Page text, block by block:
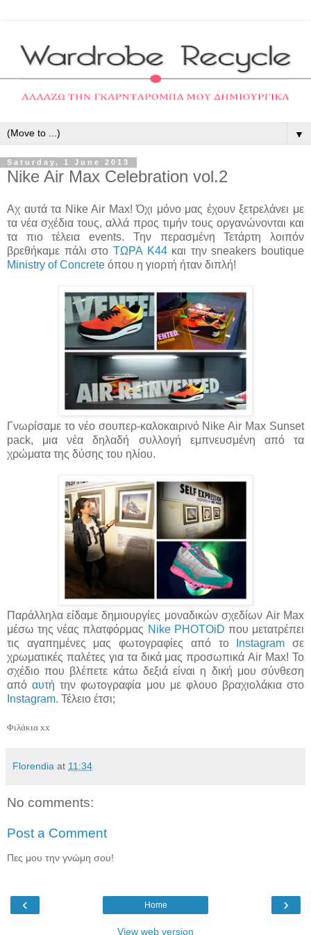
▼
Saturday, 1 June 2013
Nike Air Max Celebration vol.2
Αχ αυτά τα Nike Air Max! Όχι μόνο μας έχουν ξετρελάνει με
τα νέα σχέδια τους, αλλά προς τιμήν τους οργανώνονται και
τα πιο τέλεια events. Την περασμένη Τετάρτη λοιπόν
βρεθήκαμε πάλι στο ΤΩΡΑ Κ44και την sneakers boutique
Ministry of Concrete όπου η γιορτή ήταν διπλή!
Γνωρίσαμε το νέο σουπερ-καλοκαιρινό Nike Air Max Sunset
pack, μια νέα δηλαδή συλλογή εμπνευσμένη από τα
χρώματα της δύσης του ηλίου.
Παράλληλα είδαμε δημιουργίες μοναδικών σχεδίων Air Max
μέσω της νέας πλατφόρμας Nike PHOTOiD που μετατρέπει
τις αγαπημένες μας φωτογραφίες από το
Instagram σε
χρωματικές παλέτες για τα δικά μας προσωπικά Air Max! Το
σχέδιο που βλέπετε κάτω δεξιά είναι η δική μου σύνθεση
απόαυτή την φωτογραφία μου με φλουο βραχιολάκια στο
Instagram. Τέλειο έτσι;
Φιλάκια xx
Florendia at 11:34
No comments:
Post a Comment
Πες μου την γνώμη σου!
‹ ›
Home
View web version